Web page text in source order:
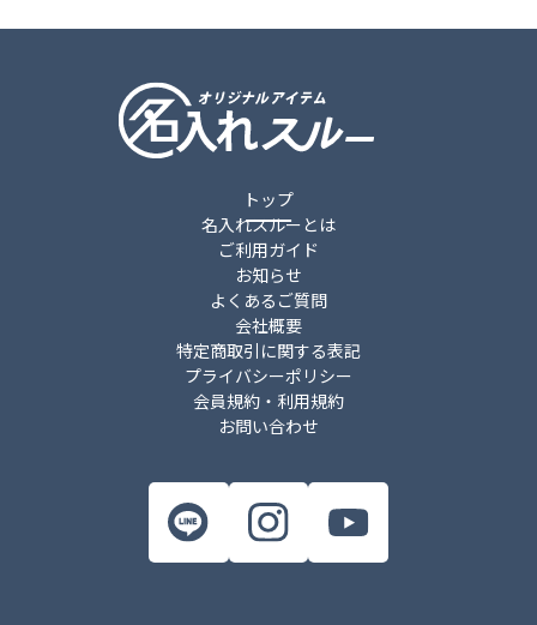
トップ
名入れスルーとは
ご利用ガイド
お知らせ
よくあるご質問
会社概要
特定商取引に関する表記
プライバシーポリシー
会員規約・利用規約
お問い合わせ